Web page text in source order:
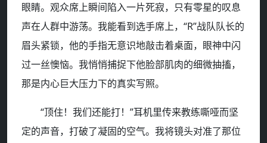
眼睛。观众席上瞬间陷入一片死寂，只有零星的叹息
声在人群中游荡。我能看到选手席上，“R”战队队长的
眉头紧锁，他的手指无意识地敲击着桌面，眼神中闪
过一丝懊恼。我悄悄捕捉下他脸部肌肉的细微抽搐，
那是内心巨大压力下的真实写照。
“顶住！我们还能打！”耳机里传来教练嘶哑而坚
定的声音，打破了凝固的空气。我将镜头对准了那位